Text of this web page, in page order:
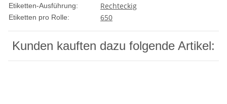
Etiketten-Ausführung: Rechteckig
Etiketten pro Rolle: 650
Kunden kauften dazu folgende Artikel: